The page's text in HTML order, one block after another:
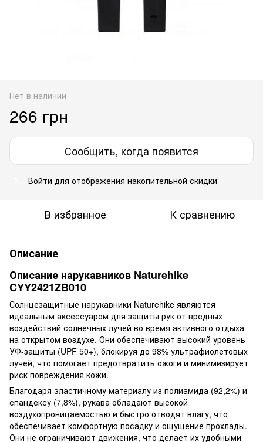
Нет в наличии
266 грн
Сообщить, когда появится
Войти для отображения накопительной скидки
В избранное К сравнению
Описание
Описание нарукавников Naturehike
CYY2421ZB010
Солнцезащитные нарукавники Naturehike являются
идеальным аксессуаром для защиты рук от вредных
воздействий солнечных лучей во время активного отдыха
на открытом воздухе. Они обеспечивают высокий уровень
УФ-защиты (UPF 50+), блокируя до 98% ультрафиолетовых
лучей, что помогает предотвратить ожоги и минимизирует
риск повреждения кожи.
Благодаря эластичному материалу из полиамида (92,2%) и
спандексу (7,8%), рукава обладают высокой
воздухопроницаемостью и быстро отводят влагу, что
обеспечивает комфортную посадку и ощущение прохлады.
Они не ограничивают движения, что делает их удобными